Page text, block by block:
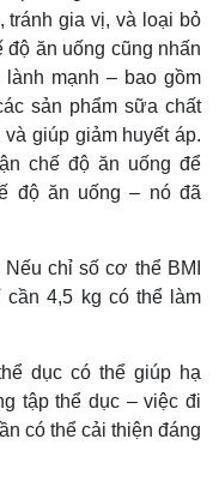
tránh gia vị, và loại bỏ
ăn uống cũng nhấn
mạnh – bao gồm
sản phẩm sữa chất
giúp giảm huyết áp.
chế độ ăn uống để
độ ăn uống – nó đã
chỉ số cơ thể BMI
cần 4,5 kg có thể làm
dục có thể giúp hạ
tập thể dục – việc đi
có thể cải thiện đáng